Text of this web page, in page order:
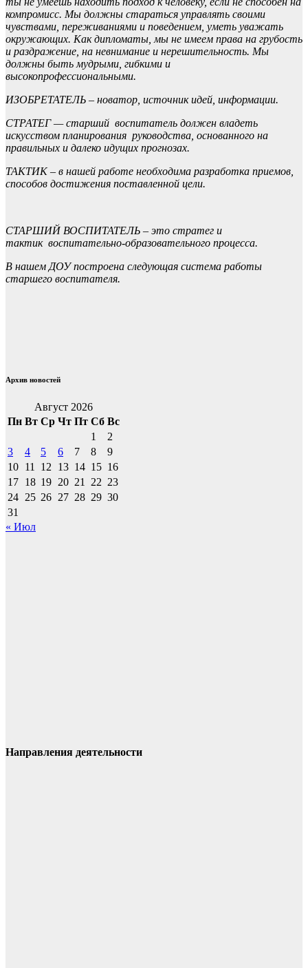
компромисс. Мы должны стараться управлять своими
чувствами, переживаниями и поведением, уметь уважать
окружающих. Как дипломаты, мы не имеем права на грубость
и раздражение, на невнимание и нерешительность. Мы
должны быть мудрыми, гибкими и
высокопрофессиональными.
ИЗОБРЕТАТЕЛЬ – новатор, источник идей, информации.
СТРАТЕГ — старший воспитатель должен владеть
искусством планирования руководства, основанного на
правильных и далеко идущих прогнозах.
ТАКТИК – в нашей работе необходима разработка приемов,
способов достижения поставленной цели.
СТАРШИЙ ВОСПИТАТЕЛЬ – это стратег и
тактик воспитательно-образовательного процесса.
В нашем ДОУ построена следующая система работы
старшего воспитателя.
Архив новостей
Август 2026
Пн Вт Ср Чт Пт Сб Вс
1
2
3
4 5 6 7 8
9
10 11 12 13 14 15 16
17 18 19 20 21 22 23
24 25 26 27 28 29 30
31
« Июл
Направления деятельности